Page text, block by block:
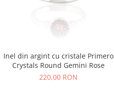
Inel din argint cu cristale Primero
Crystals Round Gemini Rose
220,00 RON